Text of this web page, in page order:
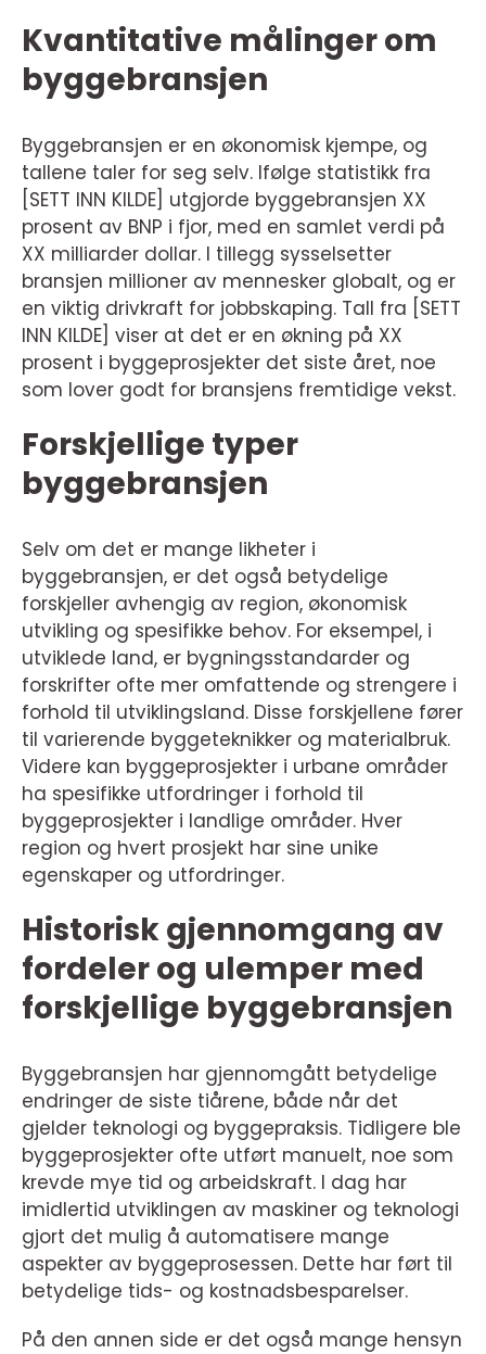
Kvantitative målinger om
byggebransjen
Byggebransjen er en økonomisk kjempe, og
tallene taler for seg selv. Ifølge statistikk fra
[SETT INN KILDE] utgjorde byggebransjen XX
prosent av BNP i fjor, med en samlet verdi på
XX milliarder dollar. I tillegg sysselsetter
bransjen millioner av mennesker globalt, og er
en viktig drivkraft for jobbskaping. Tall fra [SETT
INN KILDE] viser at det er en økning på XX
prosent i byggeprosjekter det siste året, noe
som lover godt for bransjens fremtidige vekst.
Forskjellige typer
byggebransjen
Selv om det er mange likheter i
byggebransjen, er det også betydelige
forskjeller avhengig av region, økonomisk
utvikling og spesifikke behov. For eksempel, i
utviklede land, er bygningsstandarder og
forskrifter ofte mer omfattende og strengere i
forhold til utviklingsland. Disse forskjellene fører
til varierende byggeteknikker og materialbruk.
Videre kan byggeprosjekter i urbane områder
ha spesifikke utfordringer i forhold til
byggeprosjekter i landlige områder. Hver
region og hvert prosjekt har sine unike
egenskaper og utfordringer.
Historisk gjennomgang av
fordeler og ulemper med
forskjellige byggebransjen
Byggebransjen har gjennomgått betydelige
endringer de siste tiårene, både når det
gjelder teknologi og byggepraksis. Tidligere ble
byggeprosjekter ofte utført manuelt, noe som
krevde mye tid og arbeidskraft. I dag har
imidlertid utviklingen av maskiner og teknologi
gjort det mulig å automatisere mange
aspekter av byggeprosessen. Dette har ført til
betydelige tids- og kostnadsbesparelser.
På den annen side er det også mange hensyn